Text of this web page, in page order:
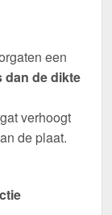
een
dan de dikte
verhoogt
de plaat.